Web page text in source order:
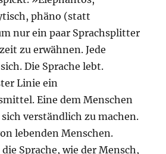
phäno (statt
nur ein paar Sprachsplitter
zu erwähnen. Jede
Die Sprache lebt.
Linie ein
Eine dem Menschen
verständlich zu machen.
lebenden Menschen.
Sprache, wie der Mensch,